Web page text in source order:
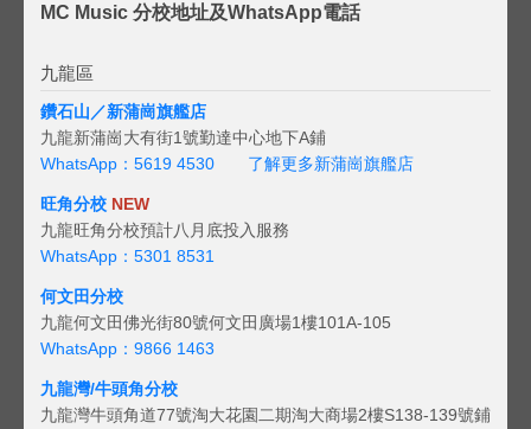
MC Music 分校地址及WhatsApp電話
九龍區
鑽石山／新蒲崗旗艦店
九龍新蒲崗大有街1號勤達中心地下A鋪
WhatsApp：5619 4530
了解更多新蒲崗旗艦店
旺角分校 NEW
九龍旺角分校預計八月底投入服務
WhatsApp：5301 8531
何文田分校
九龍何文田佛光街80號何文田廣場1樓101A-105
WhatsApp：9866 1463
九龍灣/牛頭角分校
九龍灣牛頭角道77號淘大花園二期淘大商場2樓S138-139號鋪